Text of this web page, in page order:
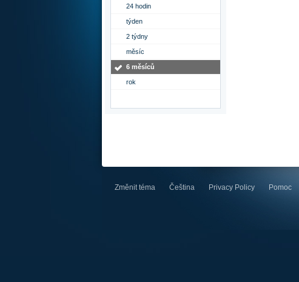
24 hodin
týden
2 týdny
měsíc
6 měsíců
rok
Změnit téma Čeština Privacy Policy Pomoc